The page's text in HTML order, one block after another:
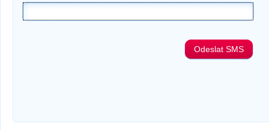
Odeslat SMS